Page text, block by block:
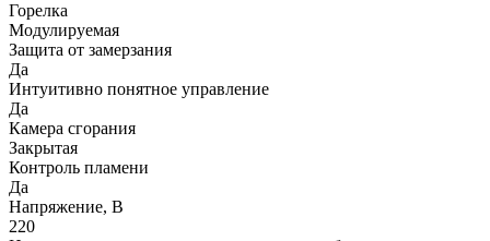
Горелка
Модулируемая
Защита от замерзания
Да
Интуитивно понятное управление
Да
Камера сгорания
Закрытая
Контроль пламени
Да
Напряжение, В
220